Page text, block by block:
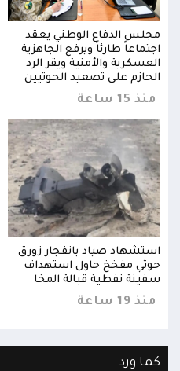
مجلس الدفاع الوطني يعقد
اجتماعاً طارئاً ويرفع الجاهزية
العسكرية والأمنية ويقر الرد
الحازم على تصعيد الحوثيين
منذ 15 ساعة
استشهاد صياد بانفجار زورق
حوثي مفخخ حاول استهداف
سفينة نفطية قبالة المخا
منذ 19 ساعة
كما ورد